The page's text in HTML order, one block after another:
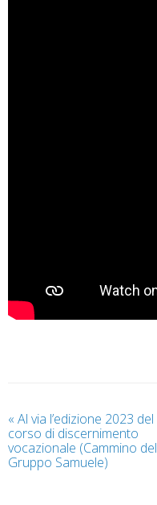
« Al via l’edizione 2023 del
corso di discernimento
vocazionale (Cammino del
Gruppo Samuele)